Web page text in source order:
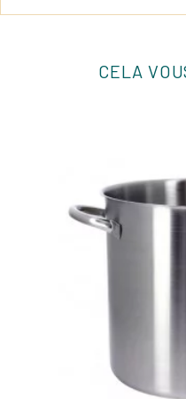
CELA